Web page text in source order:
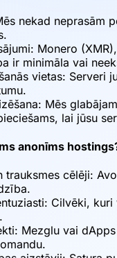
nekad neprasām
Monero
ir minimāla vai
vietas: Serveri
Mēs
lai jūsu
anonīms
trauksmes cēlēji:
Cilvēki, kuri
Mezglu vai dApps